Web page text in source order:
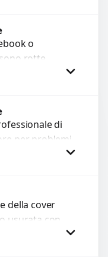
o
rotte,
o
con
di
per problemi
corto
cali di
della cover
usurata con
e...